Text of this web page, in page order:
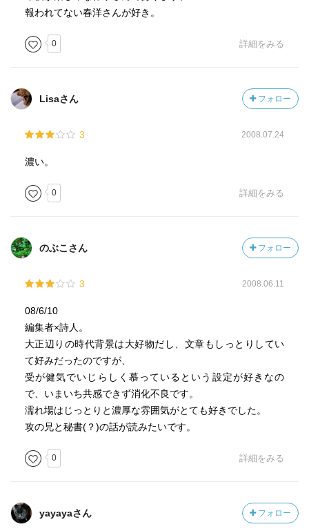
報われてない春洋さんが好き。
0 詳細をみる
Lisaさん フォロー
3 2008.07.24
濃い。
0 詳細をみる
のぶこさん フォロー
3 2008.06.11
08/6/10
編集者×詩人。
大正辺りの時代背景は大好物だし、文章もしっとりしてい
て好みだったのですが、
受が健気でいじらしく慕っているという設定が好きなの
で、いまいち共感できず消化不良です。
濡れ場はじっとりと濃厚な雰囲気がとても好きでした。
攻の兄と秘書(？)の話が読みたいです。
0 詳細をみる
yayayaさん フォロー